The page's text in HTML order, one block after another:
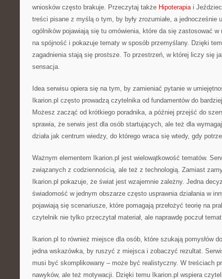
wniosków często brakuje. Przeczytaj także Hipoterapiai
treści pisane z myślą o tym, by były zrozumiałe, a jednocześnie
ogólników pojawiają się tu omówienia, które da się zastosować
na spójność i pokazuje tematy w sposób przemyślany. Dzięki
zagadnienia stają się prostsze. To przestrzeń, w której liczy się
sensacja.
Idea serwisu opiera się na tym, by zamieniać pytanie w
Ikarion.pl często prowadzą czytelnika od fundamentów do
Możesz zacząć od krótkiego poradnika, a później przejść do
sprawia, że serwis jest dla osób startujących, ale też dla
działa jak centrum wiedzy, do którego wraca się wtedy, gdy
Ważnym elementem Ikarion.pl jest wielowątkowość tematów.
związanych z codziennością, ale też z technologią. Zamiast
Ikarion.pl pokazuje, że świat jest wzajemnie zależny. Jedna
świadomość w jednym obszarze często usprawnia działania w
pojawiają się scenariusze, które pomagają przełożyć teorię na
czytelnik nie tylko przeczytał materiał, ale naprawdę poczuł
Ikarion.pl to również miejsce dla osób, które szukają pomysłów
jedna wskazówka, by ruszyć z miejsca i zobaczyć rezultat.
musi być skomplikowany – może być realistyczny. W treściach
nawyków, ale też motywacji. Dzięki temu Ikarion.pl wspiera